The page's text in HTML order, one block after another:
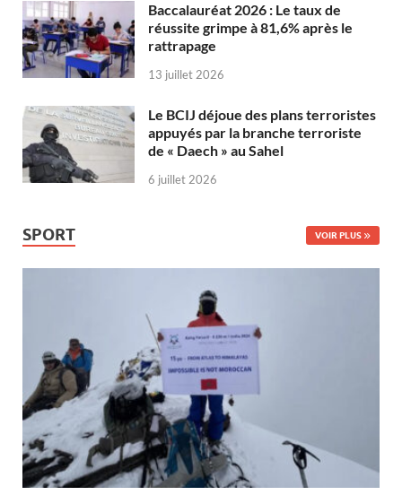
Baccalauréat 2026 : Le taux de
réussite grimpe à 81,6% après le
rattrapage
13 juillet 2026
Le BCIJ déjoue des plans terroristes
appuyés par la branche terroriste
de « Daech » au Sahel
6 juillet 2026
SPORT VOIR PLUS